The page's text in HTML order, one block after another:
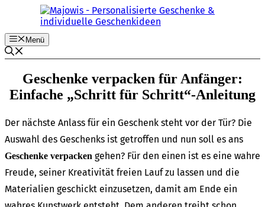
springen
Menü
Geschen­ke verpa­cken für Anfän­ger:
Einfa­che „Schritt für Schritt“-Anleitung
Der nächs­te Anlass für ein Geschenk steht vor der Tür? Die
Auswahl des Geschenks ist getrof­fen und nun soll es ans
Geschen­ke verpa­cken gehen? Für den einen ist es eine wahre
Freu­de, seiner Krea­ti­vi­tät frei­en Lauf zu lassen und die
Mate­ria­li­en geschickt einzu­set­zen, damit am Ende ein